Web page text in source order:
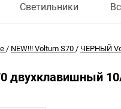
Светильники
/ NEW!!! Voltum S70 / ЧЕРНЫЙ
двухклавишный